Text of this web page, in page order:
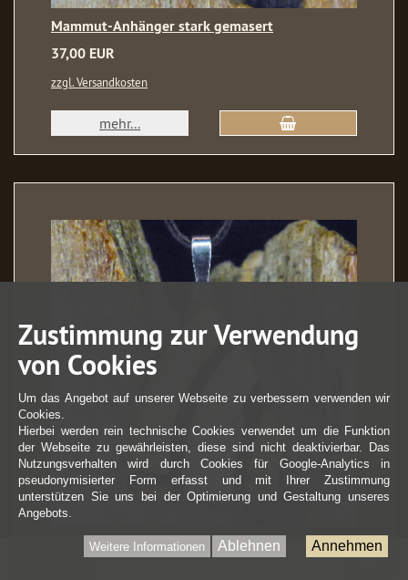
Mammut-Anhänger stark gemasert
37,00 EUR
zzgl. Versandkosten
mehr...
Mammut-Anhänger mehrfarbig
Zustimmung zur Verwendung
von Cookies
Um das Angebot auf unserer Webseite zu verbessern verwenden wir
Cookies.
Hierbei werden rein technische Cookies verwendet um die Funktion
der Webseite zu gewährleisten, diese sind nicht deaktivierbar. Das
Nutzungsverhalten wird durch Cookies für Google-Analytics in
pseudonymisierter Form erfasst und mit Ihrer Zustimmung
unterstützen Sie uns bei der Optimierung und Gestaltung unseres
Angebots.
Annehmen
Ablehnen
Weitere Informationen